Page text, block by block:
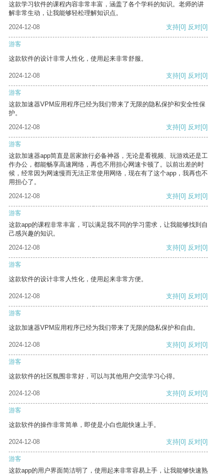
这款学习软件的课程内容非常丰富，涵盖了各个学科的知识。老师的讲
解非常生动，让我能够轻松理解知识点。
2024-12-08
支持[0] 反对[0]
游客
这款软件的设计非常人性化，使用起来非常舒服。
2024-12-08 支持[0] 反对[0]
游客
这款加速器VPM应用程序已经为我们带来了无限的隐私保护和安全性保
护。
2024-12-08
支持[0] 反对[0]
游客
这款加速器app简直是居家旅行必备神器，无论是看视频、玩游戏还是工
作办公，都能畅享高速网络，再也不用担心网速卡顿了。以前出差的时
候，经常因为网速慢而无法正常使用网络，现在有了这个app，我再也不
用担心了。
2024-12-08
支持[0] 反对[0]
游客
这款app的课程非常丰富，可以满足我不同的学习需求，让我能够找到自
己感兴趣的知识。
2024-12-08
支持[0] 反对[0]
游客
这款软件的设计非常人性化，使用起来非常方便。
2024-12-08 支持[0] 反对[0]
游客
这款加速器VPM应用程序已经为我们带来了无限的隐私保护和自由。
2024-12-08 支持[0] 反对[0]
游客
这款软件的社区氛围非常好，可以与其他用户交流学习心得。
2024-12-08 支持[0] 反对[0]
游客
这款软件的操作非常简单，即使是小白也能快速上手。
2024-12-08 支持[0] 反对[0]
游客
这款app的用户界面简洁明了，使用起来非常容易上手，让我能够快速熟